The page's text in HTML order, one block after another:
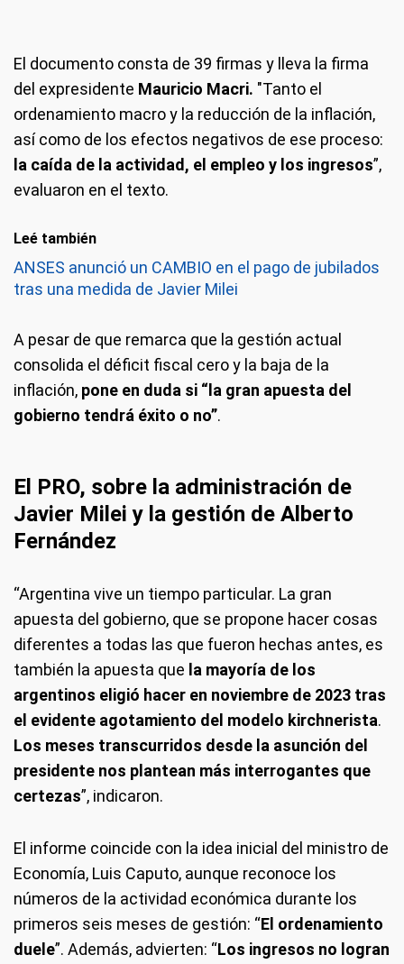
El documento consta de 39 firmas y lleva la firma
del expresidente Mauricio Macri. "Tanto el
ordenamiento macro y la reducción de la inflación,
así como de los efectos negativos de ese proceso:
la caída de la actividad, el empleo y los ingresos”,
evaluaron en el texto.
Leé también
ANSES anunció un CAMBIO en el pago de jubilados
tras una medida de Javier Milei
A pesar de que remarca que la gestión actual
consolida el déficit fiscal cero y la baja de la
inflación, pone en duda si “la gran apuesta del
gobierno tendrá éxito o no”.
El PRO, sobre la administración de
Javier Milei y la gestión de Alberto
Fernández
“Argentina vive un tiempo particular. La gran
apuesta del gobierno, que se propone hacer cosas
diferentes a todas las que fueron hechas antes, es
también la apuesta que la mayoría de los
argentinos eligió hacer en noviembre de 2023 tras
el evidente agotamiento del modelo kirchnerista.
Los meses transcurridos desde la asunción del
presidente nos plantean más interrogantes que
certezas”, indicaron.
El informe coincide con la idea inicial del ministro de
Economía, Luis Caputo, aunque reconoce los
números de la actividad económica durante los
primeros seis meses de gestión: “El ordenamiento
duele”. Además, advierten: “Los ingresos no logran